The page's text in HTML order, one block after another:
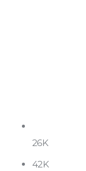
26K
42K